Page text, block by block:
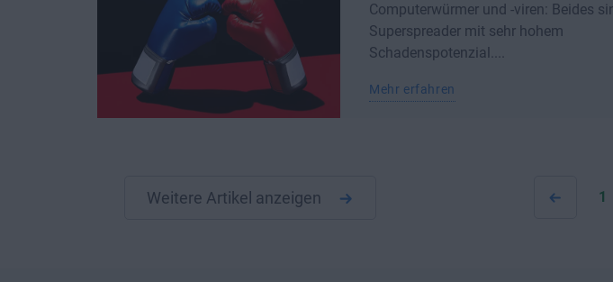
Computerwürmer und -viren: Beides
Superspreader mit sehr hohem
Schadenspotenzial....
Mehr erfahren
Weitere Artikel anzeigen 1